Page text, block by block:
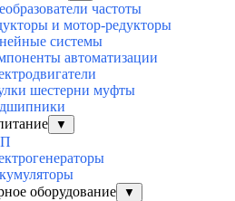
частоты
и мотор-редукторы
системы
автоматизации
шестерни муфты
▼
оборудование
▼